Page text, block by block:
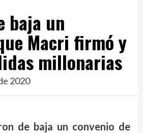
baja un
Macri firmó y
millonarias
2020
de baja un convenio de